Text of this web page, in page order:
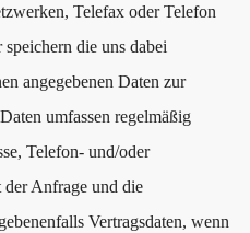
Telefax oder Telefon
die uns dabei
angegebenen Daten zur
umfassen regelmäßig
Telefon- und/oder
Anfrage und die
Vertragsdaten, wenn